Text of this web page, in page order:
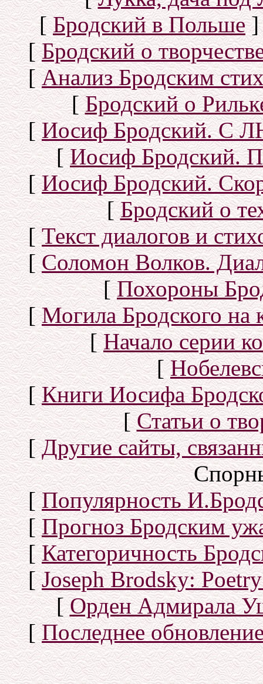
[Бродский в Польше]
[Бродский о
[Анализ Бродским
[Бродский о
[Иосиф Бродский. С
[Иосиф Бродский.
[Иосиф Бродский.
[Бродский о
[Текст диалогов и
[Соломон Волков.
[Похороны
[Могила Бродского
[Начало серии
[
[Книги Иосифа
[Статьи о
[Другие сайты,
[Популярность
[Прогноз Бродским
[Категоричность
[Joseph Brodsky:
[Орден Адмирала
[Последнее